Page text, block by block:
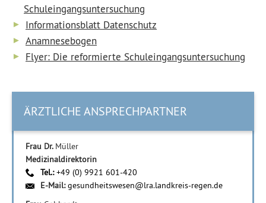
Schuleingangsuntersuchung
Informationsblatt Datenschutz
Anamnesebogen
Flyer: Die reformierte Schuleingangsuntersuchung
ÄRZTLICHE ANSPRECHPARTNER
Frau Dr. Müller
Medizinaldirektorin
Tel.:+49 (0) 9921 601-420
E-Mail:gesundheitswesen@lra.landkreis-regen.de